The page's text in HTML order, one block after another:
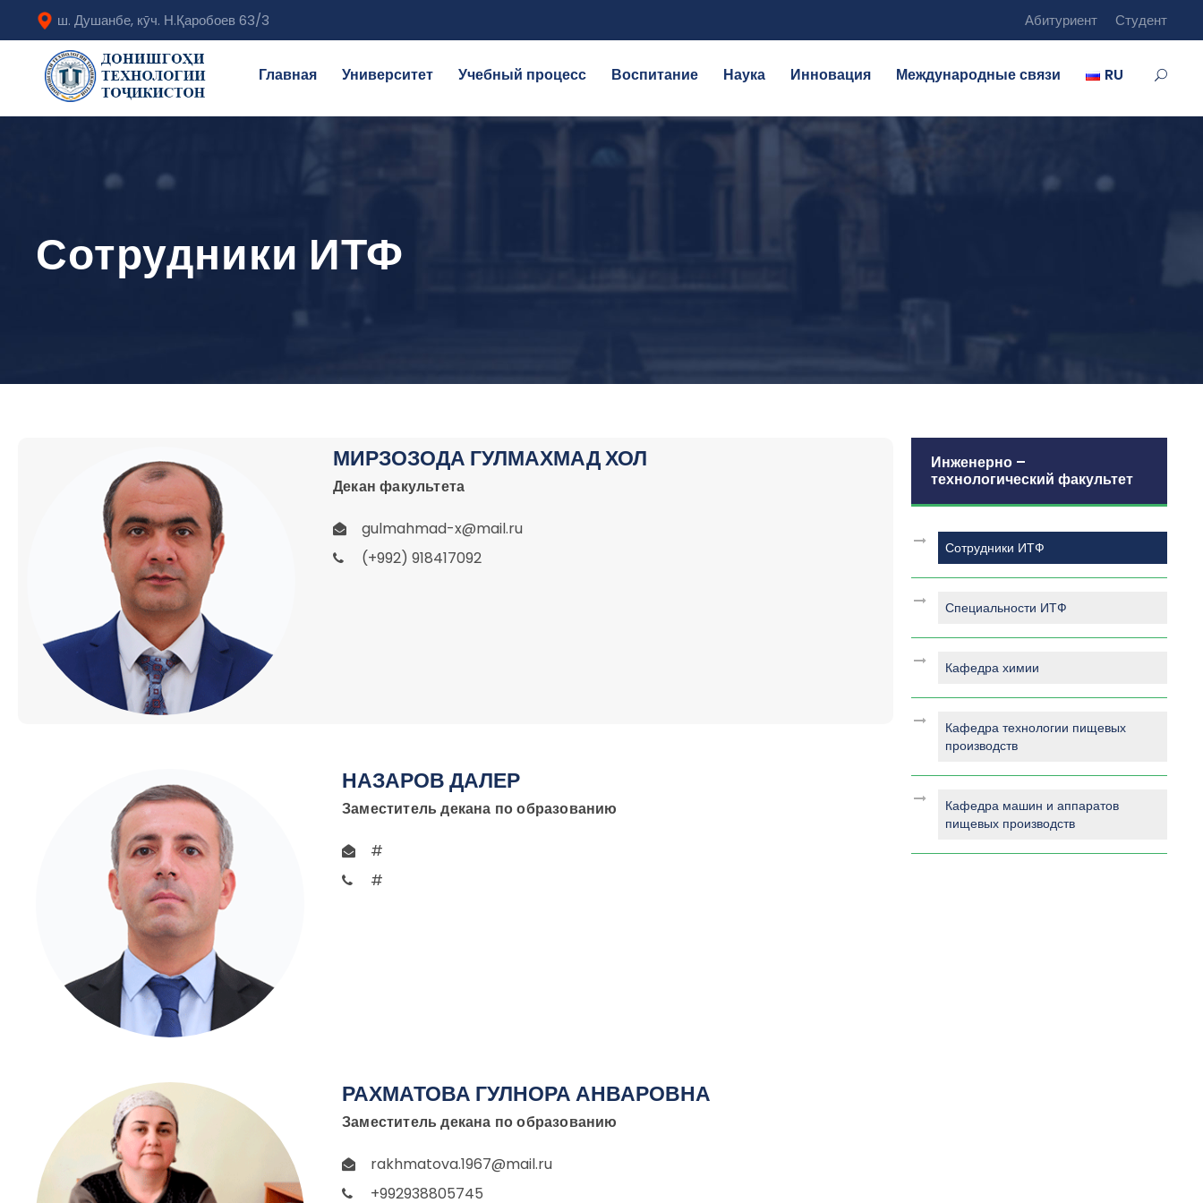
ш. Душанбе, кӯч. Н.Қаробоев 63/3 Абитуриент Студент
Главная Университет Учебный процесс Воспитание Наука Инновация Международные связи RU
Сотрудники ИТФ
МИРЗОЗОДА ГУЛМАХМАД ХОЛ
Декан факультета
gulmahmad-x@mail.ru
(+992) 918417092
НАЗАРОВ ДАЛЕР
Заместитель декана по образованию
#
#
РАХМАТОВА ГУЛНОРА АНВАРОВНА
Заместитель декана по образованию
rakhmatova.1967@mail.ru
+992938805745
Инженерно –
технологический факультет
Сотрудники ИТФ
Специальности ИТФ
Кафедра химии
Кафедра технологии пищевых
производств
Кафедра машин и аппаратов
пищевых производств